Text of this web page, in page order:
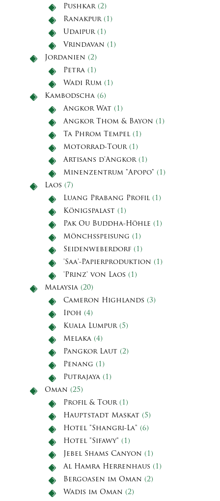
Pushkar(2)
Ranakpur(1)
Udaipur(1)
Vrindavan (1)
Jordanien (2)
Petra (1)
Wadi Rum (1)
Kambodscha (6)
Angkor Wat (1)
Angkor Thom & Bayon (1)
Ta Phrom Tempel (1)
Motorrad-Tour(1)
Artisans d'Angkor(1)
Minenzentrum "Apopo" (1)
Laos (7)
Luang Prabang Profil (1)
Königspalast (1)
Pak Ou Buddha-Höhle (1)
Mönchsspeisung (1)
Seidenweberdorf (1)
'Saa'-Papierproduktion (1)
'Prinz' von Laos (1)
Malaysia (20)
Cameron Highlands (3)
Ipoh (4)
Kuala Lumpur(5)
Melaka (4)
Pangkor Laut (2)
Penang (1)
Putrajaya (1)
Oman (25)
Profil & Tour(1)
Hauptstadt Maskat (5)
Hotel "Shangri-La" (6)
Hotel "Sifawy" (1)
Jebel Shams Canyon (1)
Al Hamra Herrenhaus (1)
Bergoasen im Oman (2)
Wadis im Oman (2)